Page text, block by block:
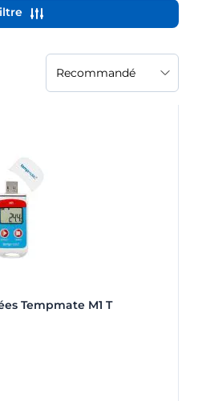
Tempmate M1 T